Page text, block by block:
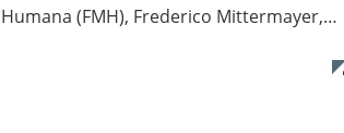
Humana (FMH), Frederico Mittermayer,…